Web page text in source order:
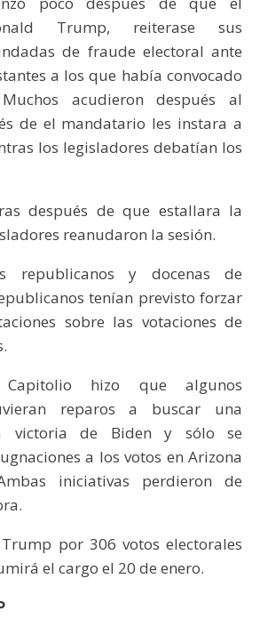
Trump, reiterase sus
de fraude electoral ante
a los que había convocado
acudieron después al
de el mandatario les instara a
los legisladores debatían los
después de que estallara la
reanudaron la sesión.
republicanos y docenas de
tenían previsto forzar
sobre las votaciones de
hizo que algunos
reparos a buscar una
victoria de Biden y sólo se
a los votos en Arizona
iniciativas perdieron de
por 306 votos electorales
el cargo el 20 de enero.